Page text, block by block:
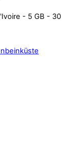
- 5 GB - 30